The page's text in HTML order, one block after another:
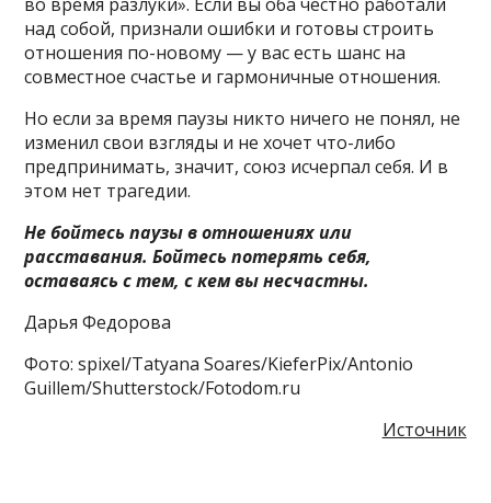
над собой, признали ошибки и готовы строить
отношения по-новому — у вас есть шанс на
совместное счастье и гармоничные отношения.
Но если за время паузы никто ничего не понял, не
изменил свои взгляды и не хочет что-либо
предпринимать, значит, союз исчерпал себя. И в
этом нет трагедии.
Не бойтесь паузы в отношениях или
расставания. Бойтесь потерять себя,
оставаясь с тем, с кем вы несчастны.
Дарья Федорова
Фото: spixel/Tatyana Soares/KieferPix/Antonio
Guillem/Shutterstock/Fotodom.ru
Источник